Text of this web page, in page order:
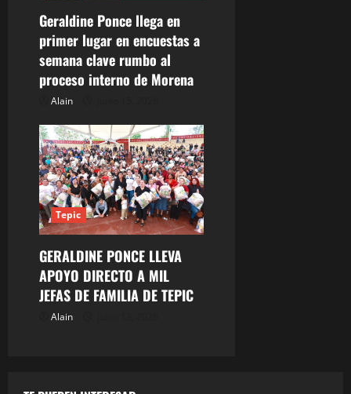
Geraldine Ponce llega en
primer lugar en encuestas a
semana clave rumbo al
proceso interno de Morena
Alain
Tepic
GERALDINE PONCE LLEVA
APOYO DIRECTO A MIL
JEFAS DE FAMILIA DE TEPIC
Alain